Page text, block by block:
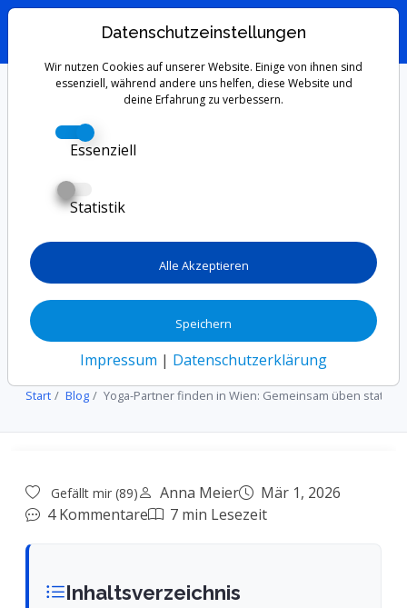
Yoga-Partner finden
in Wien: Gemeinsam
üben statt allein
deine Praxis zu vertiefen oder motivierter zu
bleiben? Erfahre, wo du Gleichgesinnte triffst,
welche Vorteile das gemeinsame Üben bietet
und wie Skill Tandem dir hilft, den perfekten
Partner zu finden.
Start Blog Yoga-Partner finden in Wien: Gemeinsam üben statt
Gefällt mir (89) Anna Meier
Mär 1, 2026
4 Kommentare
7 min Lesezeit
Inhaltsverzeichnis
Datenschutzeinstellungen
Wir nutzen Cookies auf unserer Website. Einige von ihnen sind
essenziell, während andere uns helfen, diese Website und
deine Erfahrung zu verbessern.
Essenziell
Statistik
Alle Akzeptieren
Speichern
Impressum | Datenschutzerklärung